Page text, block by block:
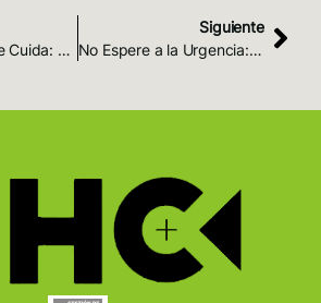
La Limpieza que Cuida: El Compromiso de LHC Ambiental con el Agua y las Técnicas No Contaminantes
Siguiente
No Espere a la Urgencia: El Cambio de Mentalidad Hacia el Mantenimiento Predictivo en Limpieza Industrial